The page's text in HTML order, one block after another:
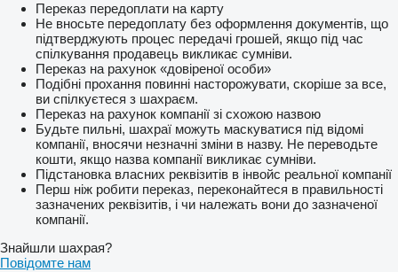
Переказ передоплати на карту
Не вносьте передоплату без оформлення документів, що
підтверджують процес передачі грошей, якщо під час
спілкування продавець викликає сумніви.
Переказ на рахунок «довіреної особи»
Подібні прохання повинні насторожувати, скоріше за все,
ви спілкуєтеся з шахраєм.
Переказ на рахунок компанії зі схожою назвою
Будьте пильні, шахраї можуть маскуватися під відомі
компанії, вносячи незначні зміни в назву. Не переводьте
кошти, якщо назва компанії викликає сумніви.
Підстановка власних реквізитів в інвойс реальної компанії
Перш ніж робити переказ, переконайтеся в правильності
зазначених реквізитів, і чи належать вони до зазначеної
компанії.
Знайшли шахрая?
Повідомте нам